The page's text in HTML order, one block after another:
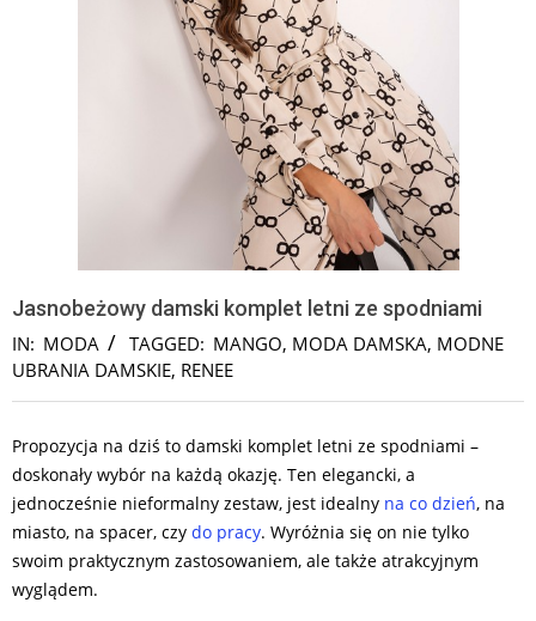
Jasnobeżowy damski komplet letni ze spodniami
IN: MODA TAGGED: MANGO, MODA DAMSKA, MODNE
UBRANIA DAMSKIE, RENEE
Propozycja na dziś to damski komplet letni ze spodniami –
doskonały wybór na każdą okazję. Ten elegancki, a
jednocześnie nieformalny zestaw, jest idealny na co dzień, na
miasto, na spacer, czy do pracy. Wyróżnia się on nie tylko
swoim praktycznym zastosowaniem, ale także atrakcyjnym
wyglądem.